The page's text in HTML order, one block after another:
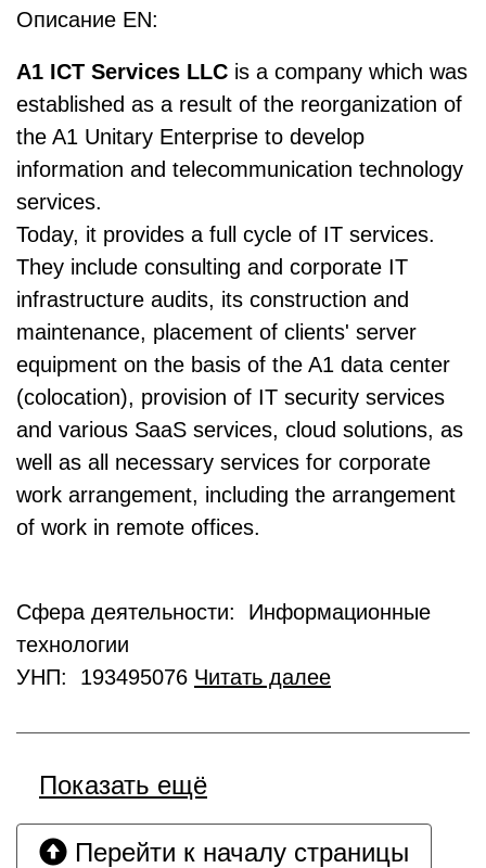
Описание EN:
A1 ICT Services LLC is a company which was
established as a result of the reorganization of
the A1 Unitary Enterprise to develop
information and telecommunication technology
services.
Today, it provides a full cycle of IT services.
They include consulting and corporate IT
infrastructure audits, its construction and
maintenance, placement of clients' server
equipment on the basis of the A1 data center
(colocation), provision of IT security services
and various SaaS services, cloud solutions, as
well as all necessary services for corporate
work arrangement, including the arrangement
of work in remote offices.
Сфера деятельности: Информационные
технологии
УНП: 193495076 Читать далее
Показать ещё
Перейти к началу страницы